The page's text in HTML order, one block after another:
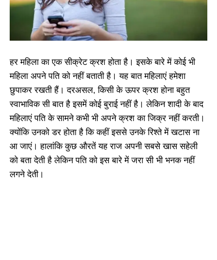
हर महिला का एक सीक्रेट क्रश होता है। इसके बारे में कोई भी
महिला अपने पति को नहीं बताती है। यह बात महिलाएं हमेशा
छुपाकर रखती हैं। दरअसल, किसी के ऊपर क्रश होना बहुत
स्वाभाविक सी बात है इसमें कोई बुराई नहीं है। लेकिन शादी के बाद
महिलाएं पति के सामने कभी भी अपने क्रश का जिक्र नहीं करती।
क्योंकि उनको डर होता है कि कहीं इससे उनके रिश्ते में खटास ना
आ जाएं। हालांकि कुछ औरतें यह राज अपनी सबसे खास सहेली
को बता देती है लेकिन पति को इस बारे में जरा सी भी भनक नहीं
लगने देती।